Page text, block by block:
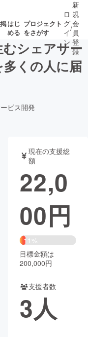
はじ
める
プロジェクト
をさがす
了が近いプ
書籍・雑誌
チャレンジ
Creation
コミュニティ
ロ
グ
イ
ン
/
新
規
会
員
登
録
シェアサー
くの人に届
ビス開発
現在の支援総
額
22,0
00円
11%
目標金額は
200,000円
支援者数
3人